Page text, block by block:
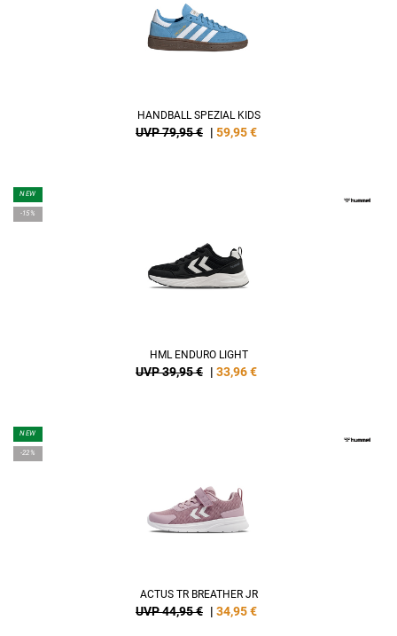
HANDBALL SPEZIAL KIDS
UVP 79,95 € | 59,95€
NEW
-15%
HML ENDURO LIGHT
UVP 39,95 € | 33,96€
NEW
-22%
ACTUS TR BREATHER JR
UVP 44,95 € | 34,95€